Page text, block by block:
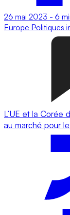
26 mai 2023 - 6
Europe Politiques
L’UE et la Corée
au marché pour